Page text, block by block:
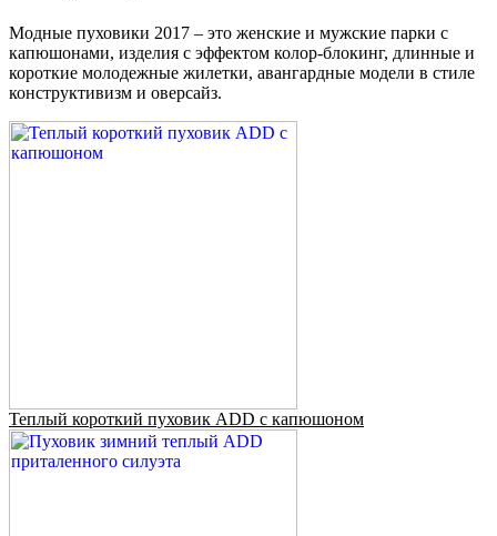
Модные пуховики 2017 – это женские и мужские парки с
капюшонами, изделия с эффектом колор-блокинг, длинные и
короткие молодежные жилетки, авангардные модели в стиле
конструктивизм и оверсайз.
Теплый короткий пуховик ADD с капюшоном